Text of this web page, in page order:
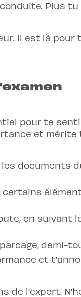
Plus tu
Il est là pour
pour te
et mérite
documents
certains
en suivant
demi-
et
de l'expert.